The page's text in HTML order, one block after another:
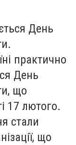
День
практично
День
що
17 лютого.
стали
що